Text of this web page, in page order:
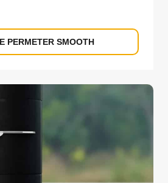
PERMETER SMOOTH